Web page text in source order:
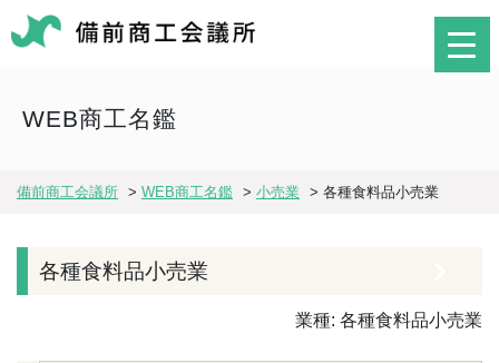
WEB商工名鑑
備前商工会議所 > WEB商工名鑑 > 小売業 > 各種食料品小売業
各種食料品小売業
業種: 各種食料品小売業